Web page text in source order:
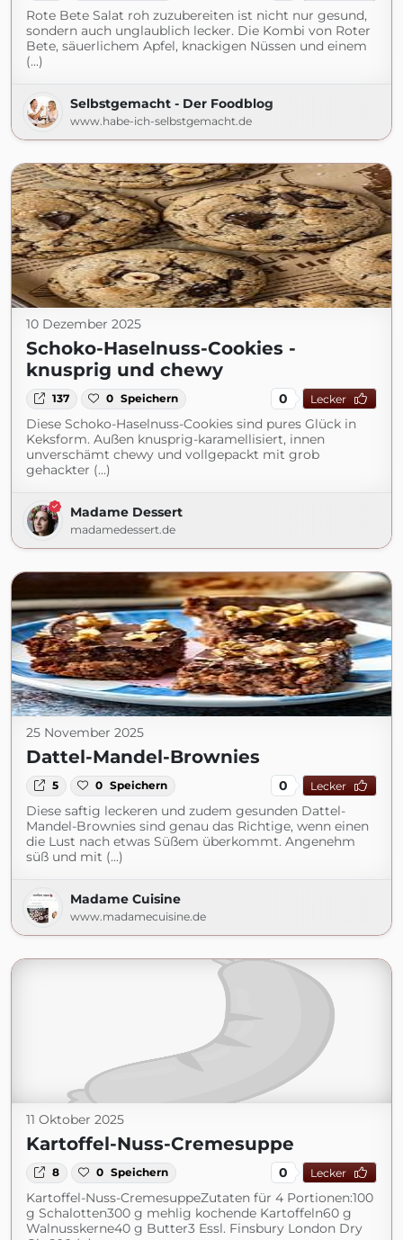
Rote Bete Salat roh zuzubereiten ist nicht nur gesund,
sondern auch unglaublich lecker. Die Kombi von Roter
Bete, säuerlichem Apfel, knackigen Nüssen und einem
(...)
Selbstgemacht - Der Foodblog
www.habe-ich-selbstgemacht.de
10 Dezember 2025
Schoko-Haselnuss-Cookies -
knusprig und chewy
137 0 Speichern 0 Lecker
Diese Schoko-Haselnuss-Cookies sind pures Glück in
Keksform. Außen knusprig-karamellisiert, innen
unverschämt chewy und vollgepackt mit grob
gehackter (...)
Madame Dessert
madamedessert.de
25 November 2025
Dattel-Mandel-Brownies
5 0 Speichern 0 Lecker
Diese saftig leckeren und zudem gesunden Dattel-
Mandel-Brownies sind genau das Richtige, wenn einen
die Lust nach etwas Süßem überkommt. Angenehm
süß und mit (...)
Madame Cuisine
www.madamecuisine.de
11 Oktober 2025
Kartoffel-Nuss-Cremesuppe
8 0 Speichern 0 Lecker
Kartoffel-Nuss-CremesuppeZutaten für 4 Portionen:100
g Schalotten300 g mehlig kochende Kartoffeln60 g
Walnusskerne40 g Butter3 Essl. Finsbury London Dry